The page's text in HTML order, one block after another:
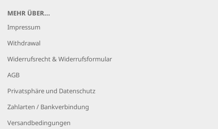
MEHR ÜBER...
Impressum
Withdrawal
Widerrufsrecht & Widerrufsformular
AGB
Privatsphäre und Datenschutz
Zahlarten / Bankverbindung
Versandbedingungen